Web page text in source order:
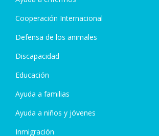
Cooperación Internacional
Defensa de los animales
Discapacidad
Educación
Ayuda a familias
Ayuda a niños y jóvenes
Inmigración